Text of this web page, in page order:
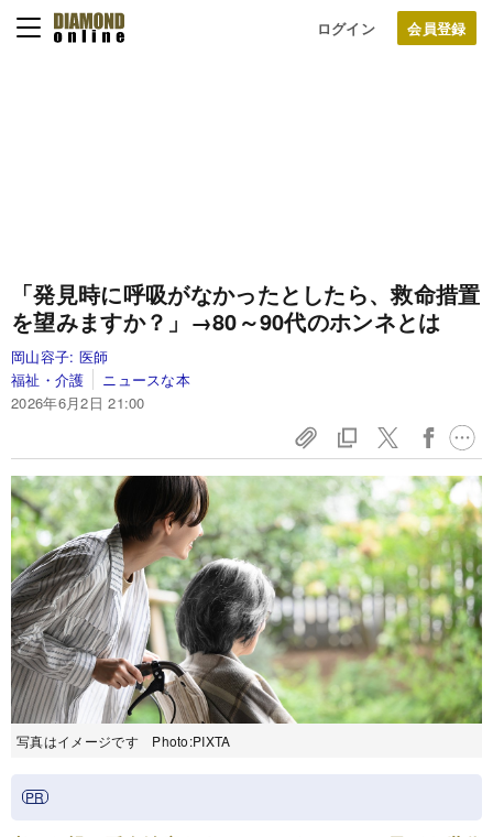
ログイン
「発見時に呼吸がなかったとしたら、救命措置
を望みますか？」→80～90代のホンネとは
岡山容子: 医師
福祉・介護
ニュースな本
2026年6月2日 21:00
写真はイメージです Photo:PIXTA